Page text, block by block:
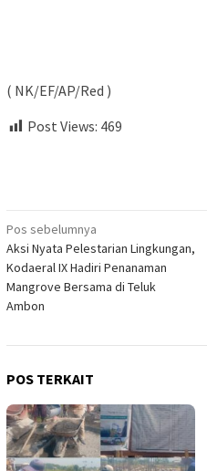
( NK/EF/AP/Red )
Post Views: 469
Navigasi
pos
Pos sebelumnya
Aksi Nyata Pelestarian Lingkungan,
Kodaeral IX Hadiri Penanaman
Mangrove Bersama di Teluk
Ambon
POS TERKAIT